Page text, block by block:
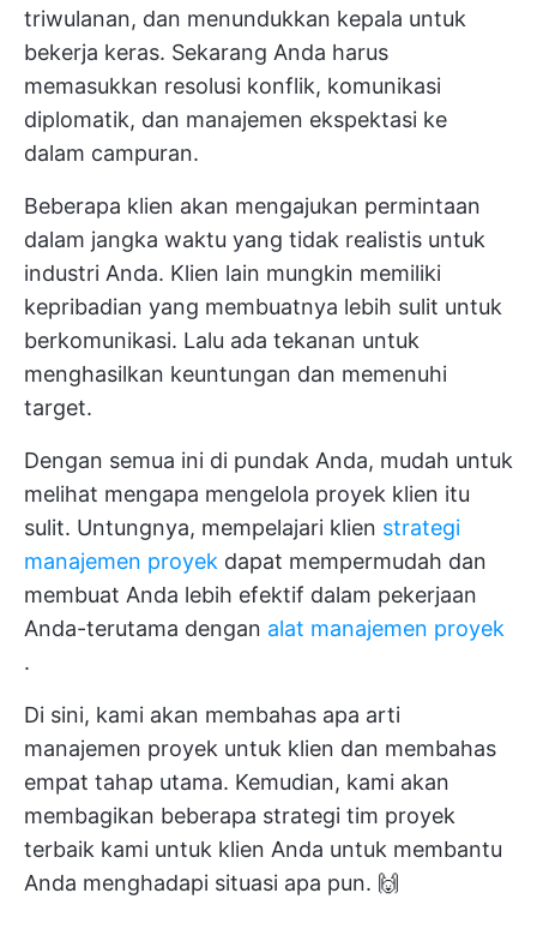
triwulanan, dan menundukkan kepala untuk
bekerja keras. Sekarang Anda harus
memasukkan resolusi konflik, komunikasi
diplomatik, dan manajemen ekspektasi ke
dalam campuran.
Beberapa klien akan mengajukan permintaan
dalam jangka waktu yang tidak realistis untuk
industri Anda. Klien lain mungkin memiliki
kepribadian yang membuatnya lebih sulit untuk
berkomunikasi. Lalu ada tekanan untuk
menghasilkan keuntungan dan memenuhi
target.
Dengan semua ini di pundak Anda, mudah untuk
melihat mengapa mengelola proyek klien itu
sulit. Untungnya, mempelajari klien strategi
manajemen proyek dapat mempermudah dan
membuat Anda lebih efektif dalam pekerjaan
Anda-terutama dengan alat manajemen proyek
.
Di sini, kami akan membahas apa arti
manajemen proyek untuk klien dan membahas
empat tahap utama. Kemudian, kami akan
membagikan beberapa strategi tim proyek
terbaik kami untuk klien Anda untuk membantu
Anda menghadapi situasi apa pun. 🙌